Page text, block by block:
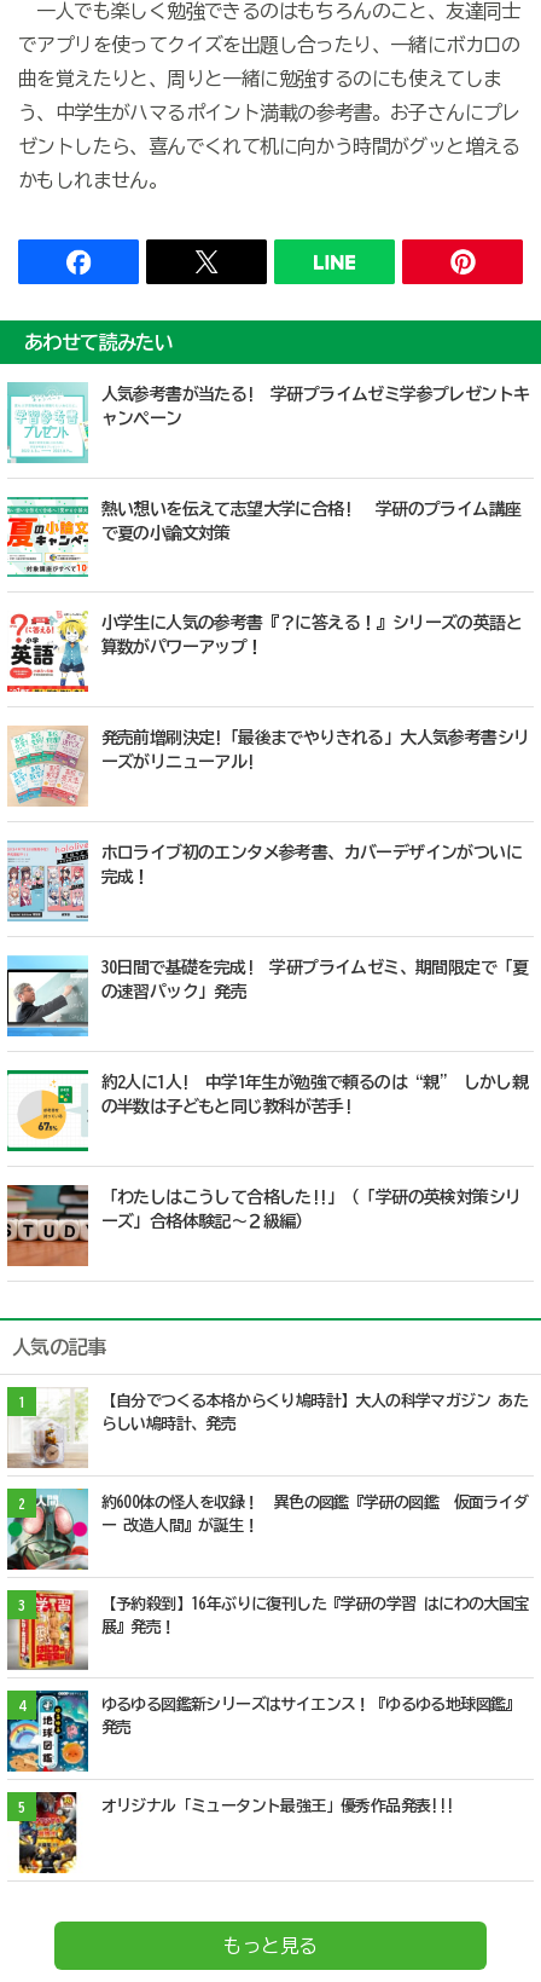
一人でも楽しく勉強できるのはもちろんのこと、友達同士
でアプリを使ってクイズを出題し合ったり、一緒にボカロの
曲を覚えたりと、周りと一緒に勉強するのにも使えてしま
う、中学生がハマるポイント満載の参考書。お子さんにプレ
ゼントしたら、喜んでくれて机に向かう時間がグッと増える
かもしれません。
あわせて読みたい
人気参考書が当たる! 学研プライムゼミ学参プレゼントキ
ャンペーン
熱い想いを伝えて志望大学に合格! 学研のプライム講座
で夏の小論文対策
小学生に人気の参考書『？に答える！』シリーズの英語と
算数がパワーアップ！
発売前増刷決定!「最後までやりきれる」大人気参考書シリ
ーズがリニューアル!
ホロライブ初のエンタメ参考書、カバーデザインがついに
完成！
30日間で基礎を完成! 学研プライムゼミ、期間限定で「夏
の速習パック」発売
約2人に1人! 中学1年生が勉強で頼るのは“親” しかし親
の半数は子どもと同じ教科が苦手!
「わたしはこうして合格した!!」（「学研の英検対策シリ
ーズ」合格体験記～２級編）
人気の記事
1
【自分でつくる本格からくり鳩時計】大人の科学マガジン あた
らしい鳩時計、発売
2
約600体の怪人を収録！ 異色の図鑑『学研の図鑑 仮面ライダ
ー 改造人間』が誕生！
3
【予約殺到】16年ぶりに復刊した『学研の学習 はにわの大国宝
展』発売！
4
ゆるゆる図鑑新シリーズはサイエンス！『ゆるゆる地球図鑑』
発売
5 オリジナル「ミュータント最強王」優秀作品発表!!!
もっと見る